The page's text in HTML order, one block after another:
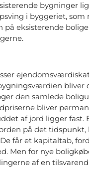
bygninger
i byggeriet,
på eksisterende
bliver
den samlede
bliver
af jord ligger fast.
på det
får et kapitaltab,
Men for nye
af en